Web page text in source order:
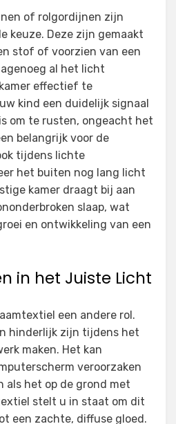
of rolgordijnen zijn
keuze. Deze zijn gemaakt
stof of voorzien van een
al het licht
effectief te
kind een duidelijk signaal
om te rusten, ongeacht het
belangrijk voor de
tijdens lichte
het buiten nog lang licht
kamer draagt bij aan
slaap, wat
en ontwikkeling van een
in het Juiste Licht
een andere rol.
hinderlijk zijn tijdens het
maken. Het kan
veroorzaken
als het op de grond met
stelt u in staat om dit
een zachte, diffuse gloed.